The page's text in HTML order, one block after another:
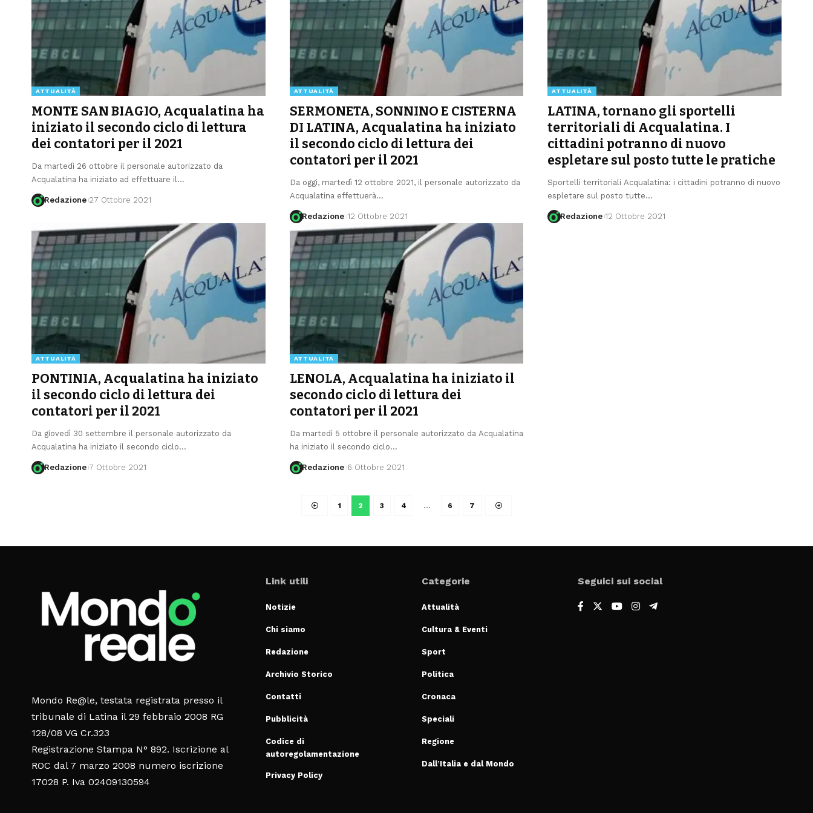
ATTUALITÀ
MONTE SAN BIAGIO, Acqualatina ha
iniziato il secondo ciclo di lettura
dei contatori per il 2021
Da martedì 26 ottobre il personale autorizzato da
Acqualatina ha iniziato ad effettuare il …
Redazione 27 Ottobre 2021
ATTUALITÀ
SERMONETA, SONNINO E CISTERNA
DI LATINA, Acqualatina ha iniziato
il secondo ciclo di lettura dei
contatori per il 2021
Da oggi, martedì 12 ottobre 2021, il personale autorizzato da
Acqualatina effettuerà…
Redazione 12 Ottobre 2021
ATTUALITÀ
LATINA, tornano gli sportelli
territoriali di Acqualatina. I
cittadini potranno di nuovo
espletare sul posto tutte le pratiche
Sportelli territoriali Acqualatina: i cittadini potranno di nuovo
espletare sul posto tutte…
Redazione 12 Ottobre 2021
ATTUALITÀ
PONTINIA, Acqualatina ha iniziato
il secondo ciclo di lettura dei
contatori per il 2021
Da giovedì 30 settembre il personale autorizzato da
Acqualatina ha iniziato il secondo ciclo…
Redazione 7 Ottobre 2021
ATTUALITÀ
LENOLA, Acqualatina ha iniziato il
secondo ciclo di lettura dei
contatori per il 2021
Da martedì 5 ottobre il personale autorizzato da Acqualatina
ha iniziato il secondo ciclo…
Redazione 6 Ottobre 2021
1 2 3 4 … 6 7
Mondo Re@le, testata registrata presso il
tribunale di Latina il 29 febbraio 2008 RG
128/08 VG Cr.323
Registrazione Stampa N° 892. Iscrizione al
ROC dal 7 marzo 2008 numero iscrizione
17028 P. Iva 02409130594
Link utili
Notizie
Chi siamo
Redazione
Archivio Storico
Contatti
Pubblicità
Codice di
autoregolamentazione
Privacy Policy
Categorie
Attualità
Cultura & Eventi
Sport
Politica
Cronaca
Speciali
Regione
Dall’Italia e dal Mondo
Seguici sui social